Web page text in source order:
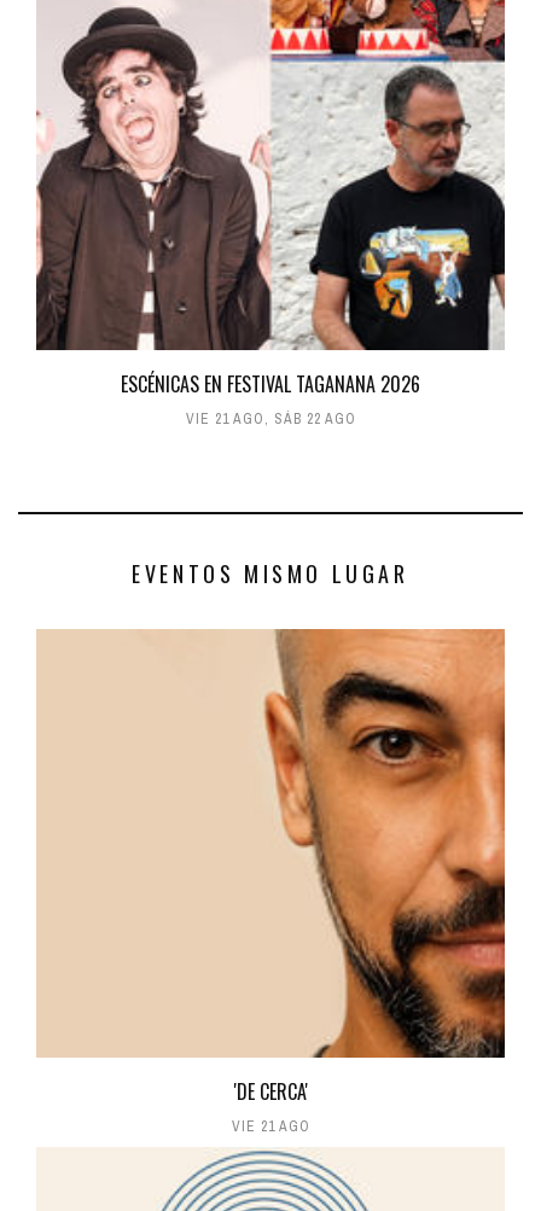
ESCÉNICAS EN FESTIVAL TAGANANA 2026
VIE 21 AGO, SÁB 22 AGO
EVENTOS MISMO LUGAR
'DE CERCA'
VIE 21 AGO